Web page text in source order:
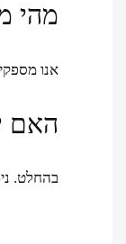
מהי
אנו מספקים
האם
בהחלט.